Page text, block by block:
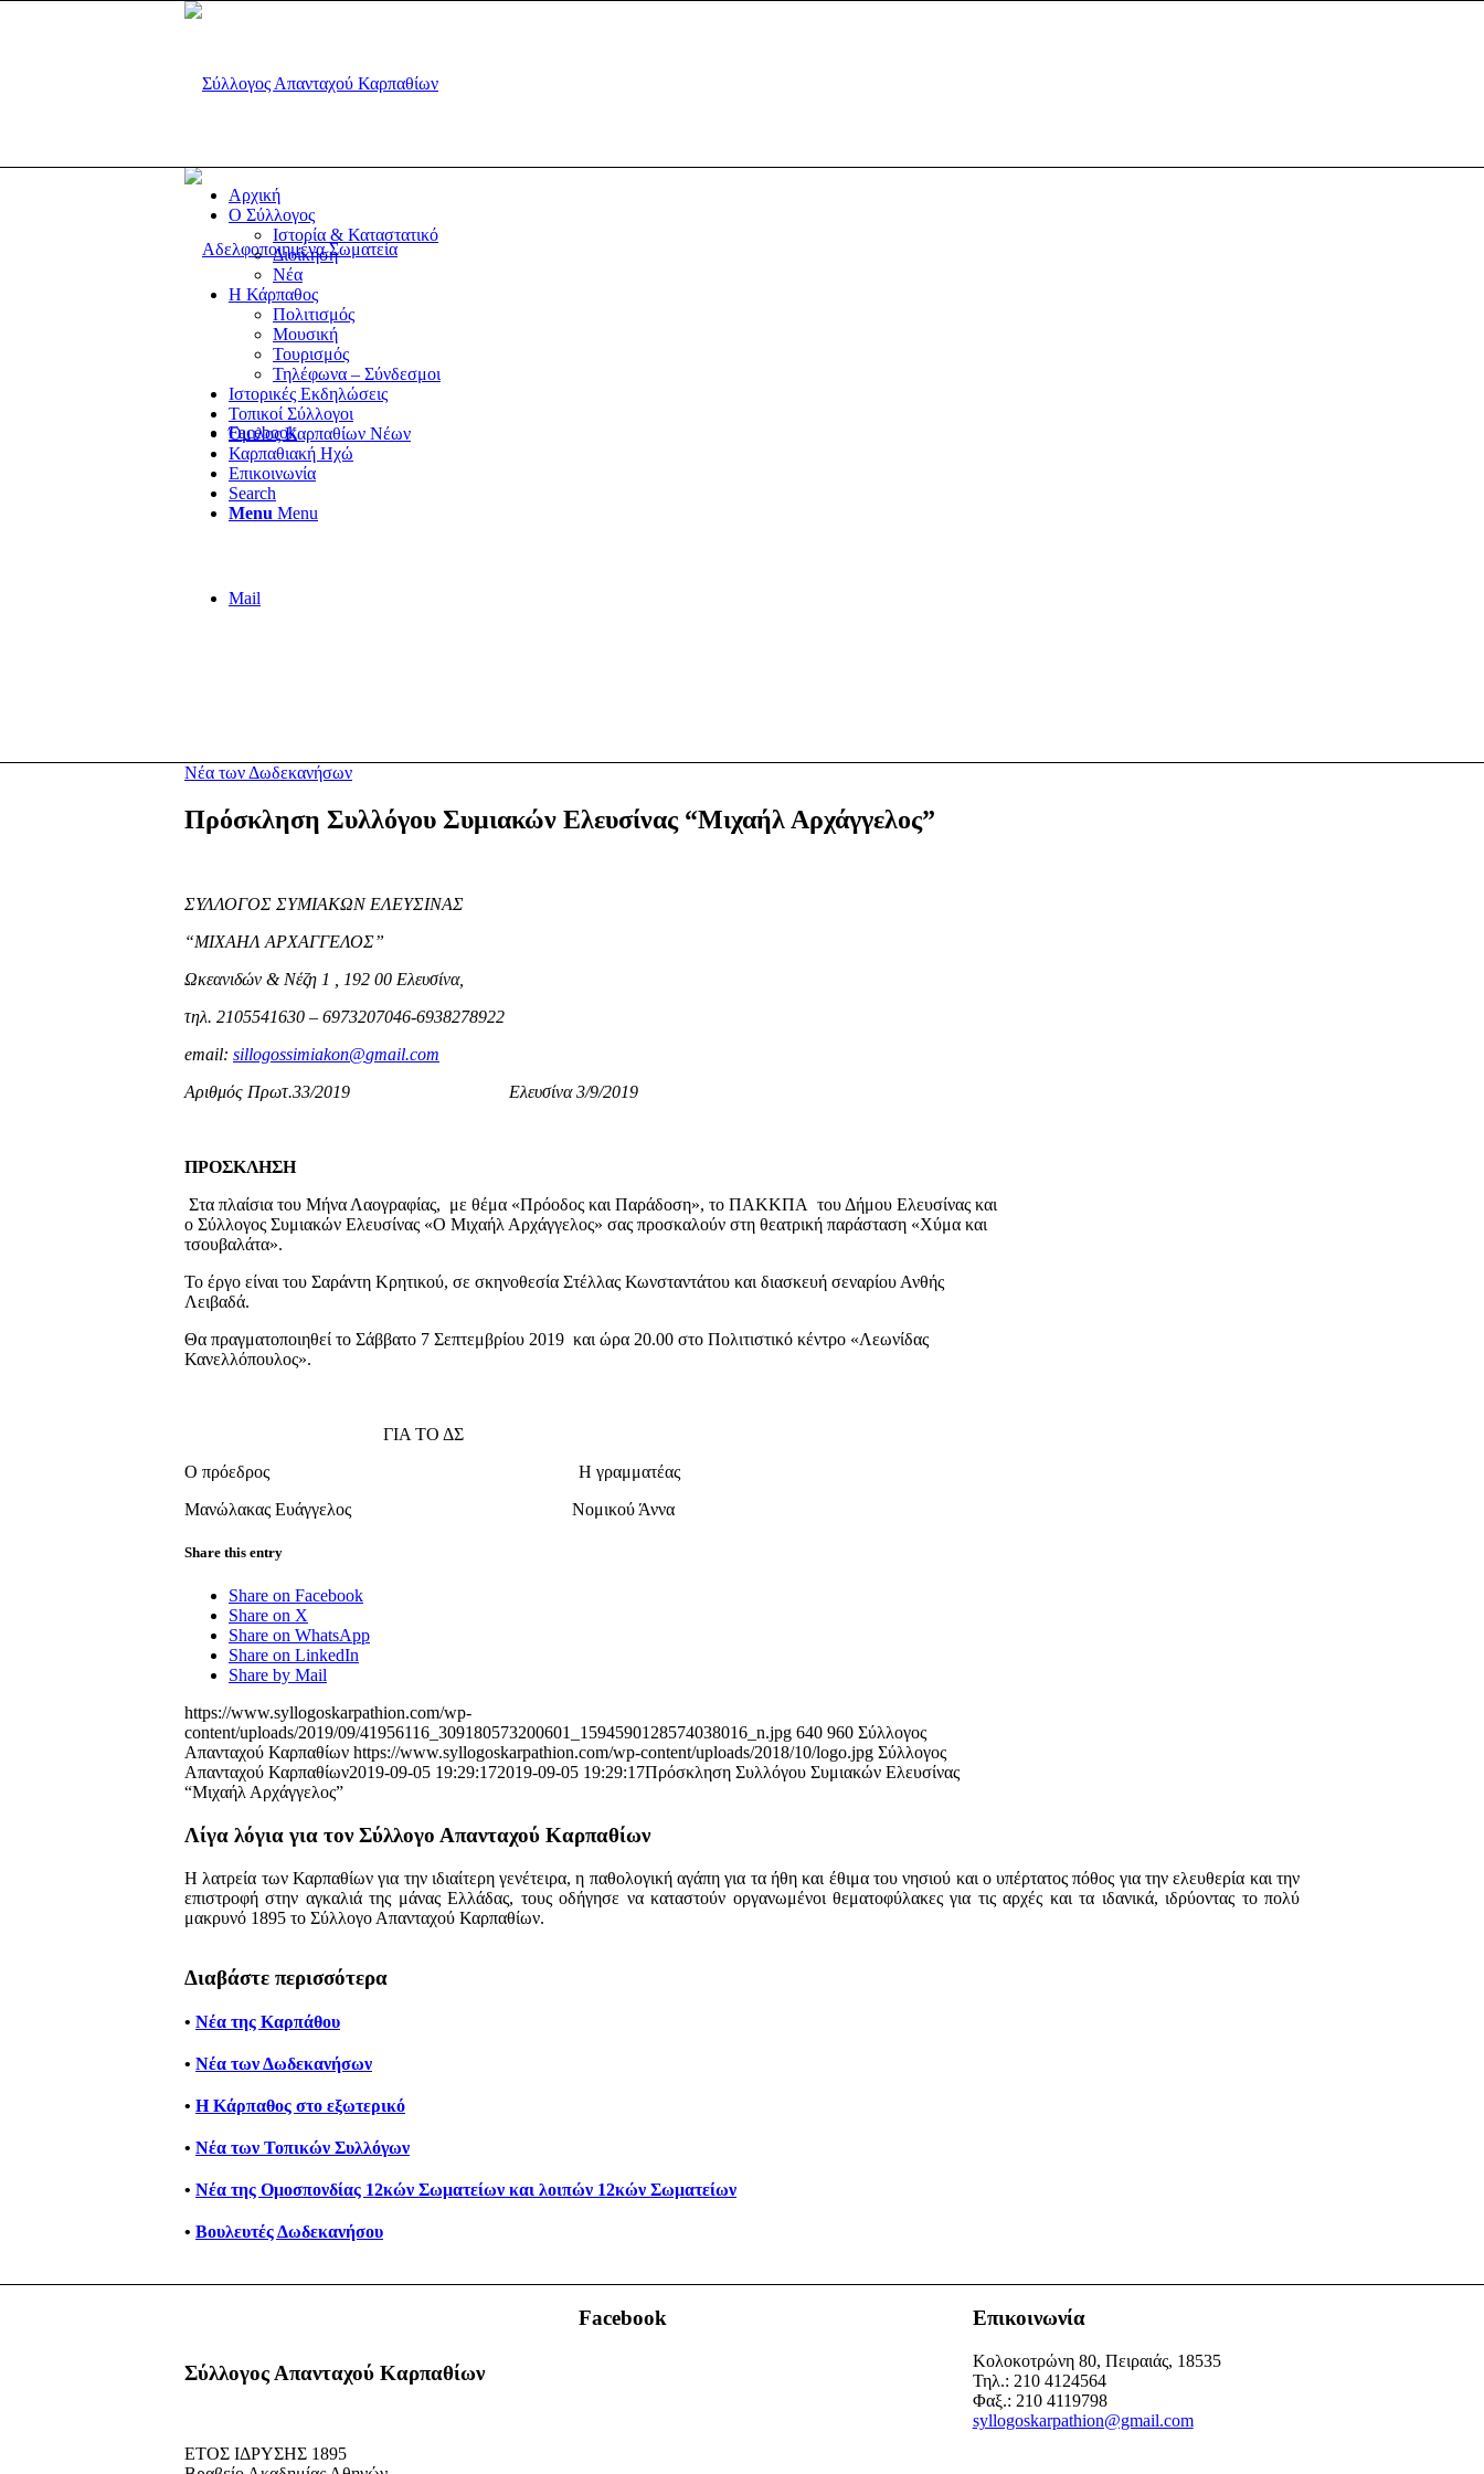
Facebook
Mail
Αρχική
Ο Σύλλογος
Ιστορία & Καταστατικό
Διοίκηση
Νέα
Η Κάρπαθος
Πολιτισμός
Μουσική
Τουρισμός
Τηλέφωνα – Σύνδεσμοι
Ιστορικές Εκδηλώσεις
Τοπικοί Σύλλογοι
Όμιλος Καρπαθίων Νέων
Καρπαθιακή Ηχώ
Επικοινωνία
Search
Menu Menu
Νέα των Δωδεκανήσων
Πρόσκληση Συλλόγου Συμιακών Ελευσίνας “Μιχαήλ Αρχάγγελος”
ΣΥΛΛΟΓΟΣ ΣΥΜΙΑΚΩΝ ΕΛΕΥΣΙΝΑΣ
“ΜΙΧΑΗΛ ΑΡΧΑΓΓΕΛΟΣ”
Ωκεανιδών & Νέζη 1 , 192 00 Ελευσίνα,
τηλ. 2105541630 – 6973207046-6938278922
email: sillogossimiakon@gmail.com
Αριθμός Πρωτ.33/2019 Ελευσίνα 3/9/2019
ΠΡΟΣΚΛΗΣΗ
Στα πλαίσια του Μήνα Λαογραφίας, με θέμα «Πρόοδος και Παράδοση», το ΠΑΚΚΠΑ του Δήμου Ελευσίνας και
ο Σύλλογος Συμιακών Ελευσίνας «Ο Μιχαήλ Αρχάγγελος» σας προσκαλούν στη θεατρική παράσταση «Χύμα και
τσουβαλάτα».
Το έργο είναι του Σαράντη Κρητικού, σε σκηνοθεσία Στέλλας Κωνσταντάτου και διασκευή σεναρίου Ανθής
Λειβαδά.
Θα πραγματοποιηθεί το Σάββατο 7 Σεπτεμβρίου 2019 και ώρα 20.00 στο Πολιτιστικό κέντρο «Λεωνίδας
Κανελλόπουλος».
ΓΙΑ ΤΟ ΔΣ
Ο πρόεδρος Η γραμματέας
Μανώλακας Ευάγγελος Νομικού Άννα
Share this entry
Share on Facebook
Share on X
Share on WhatsApp
Share on LinkedIn
Share by Mail
https://www.syllogoskarpathion.com/wp-
content/uploads/2019/09/41956116_309180573200601_1594590128574038016_n.jpg 640 960 Σύλλογος
Απανταχού Καρπαθίων https://www.syllogoskarpathion.com/wp-content/uploads/2018/10/logo.jpg Σύλλογος
Απανταχού Καρπαθίων2019-09-05 19:29:172019-09-05 19:29:17Πρόσκληση Συλλόγου Συμιακών Ελευσίνας
“Μιχαήλ Αρχάγγελος”
Λίγα λόγια για τον Σύλλογο Απανταχού Καρπαθίων
Η λατρεία των Καρπαθίων για την ιδιαίτερη γενέτειρα, η παθολογική αγάπη για τα ήθη και έθιμα του νησιού και ο υπέρτατος πόθος για την ελευθερία και την
επιστροφή στην αγκαλιά της μάνας Ελλάδας, τους οδήγησε να καταστούν οργανωμένοι θεματοφύλακες για τις αρχές και τα ιδανικά, ιδρύοντας το πολύ
μακρυνό 1895 το Σύλλογο Απανταχού Καρπαθίων.
Διαβάστε περισσότερα
• Νέα της Καρπάθου
• Νέα των Δωδεκανήσων
• Η Κάρπαθος στο εξωτερικό
• Νέα των Τοπικών Συλλόγων
• Νέα της Ομοσπονδίας 12κών Σωματείων και λοιπών 12κών Σωματείων
• Βουλευτές Δωδεκανήσου
Σύλλογος Απανταχού Καρπαθίων
ΕΤΟΣ ΙΔΡΥΣΗΣ 1895
Facebook Επικοινωνία
Κολοκοτρώνη 80, Πειραιάς, 18535
Τηλ.: 210 4124564
Φαξ.: 210 4119798
syllogoskarpathion@gmail.com